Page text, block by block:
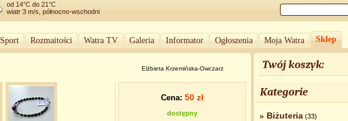
od 14°C do 21°C
wiatr 3 m/s, północno-wschodni
Sport Rozmaitości Watra TV Galeria Informator Ogłoszenia Moja Watra Sklep
Elżbieta Krzemińska-Owczarz
Cena: 50 zł
dostępny
Twój koszyk:
Kategorie
Biżuteria (33)